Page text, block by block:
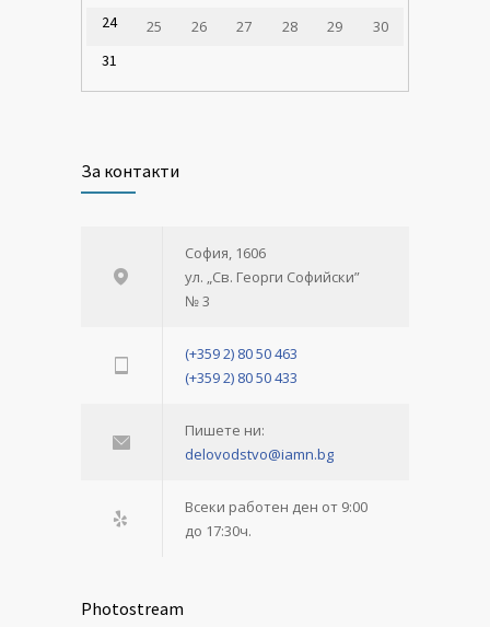
24
25 26 27 28 29
30
31
За контакти
София, 1606
ул. „Св. Георги Софийски”
№ 3
(+359 2) 80 50 463
(+359 2) 80 50 433
Пишете ни:
delovodstvo@iamn.bg
Всеки работен ден от 9:00
до 17:30ч.
Photostream